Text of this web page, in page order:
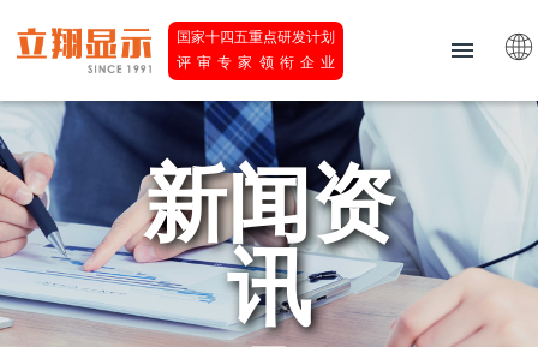
国家十四五重点研发计划
评审专家领衔企业
新闻资
讯